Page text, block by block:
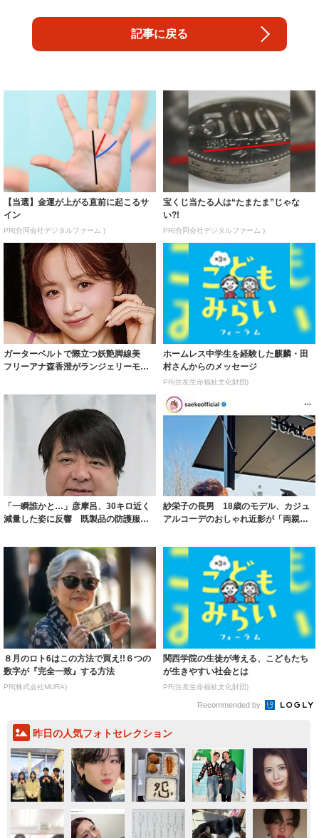
記事に戻る
【当選】金運が上がる直前に起こるサ
イン
PR(合同会社デジタルファーム )
宝くじ当たる人は“たまたま”じゃな
い?!
PR(合同会社デジタルファーム )
ガーターベルトで際立つ妖艶脚線美
フリーアナ森香澄がランジェリーモデ
ホームレス中学生を経験した麒麟・田
村さんからのメッセージ
PR(住友生命福祉文化財団)
「一瞬誰かと…」彦摩呂、30キロ近く
減量した姿に反響 既製品の防護服が
紗栄子の長男 18歳のモデル、カジュ
アルコーデのおしゃれ近影が「両親の
８月のロト6はこの方法で買え!!６つの
数字が『完全一致』する方法
PR(株式会社MURA)
関西学院の生徒が考える、こどもたち
が生きやすい社会とは
PR(住友生命福祉文化財団)
Recommended by
昨日の人気フォトセレクション